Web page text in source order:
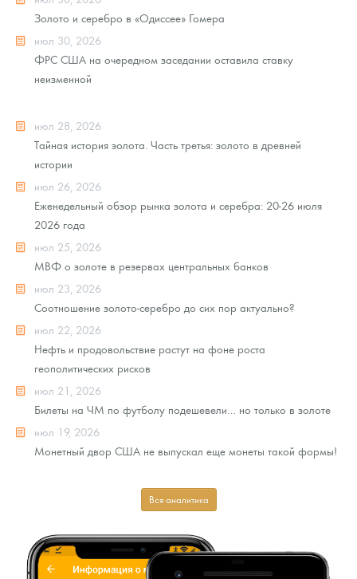
Золото и серебро в «Одиссее» Гомера
июл 30, 2026
ФРС США на очередном заседании оставила ставку
неизменной
июл 28, 2026
Тайная история золота. Часть третья: золото в древней
истории
июл 26, 2026
Еженедельный обзор рынка золота и серебра: 20-26 июля
2026 года
июл 25, 2026
МВФ о золоте в резервах центральных банков
июл 23, 2026
Соотношение золото-серебро до сих пор актуально?
июл 22, 2026
Нефть и продовольствие растут на фоне роста
геополитических рисков
июл 21, 2026
Билеты на ЧМ по футболу подешевели… но только в золоте
июл 19, 2026
Монетный двор США не выпускал еще монеты такой формы!
Вся аналитика